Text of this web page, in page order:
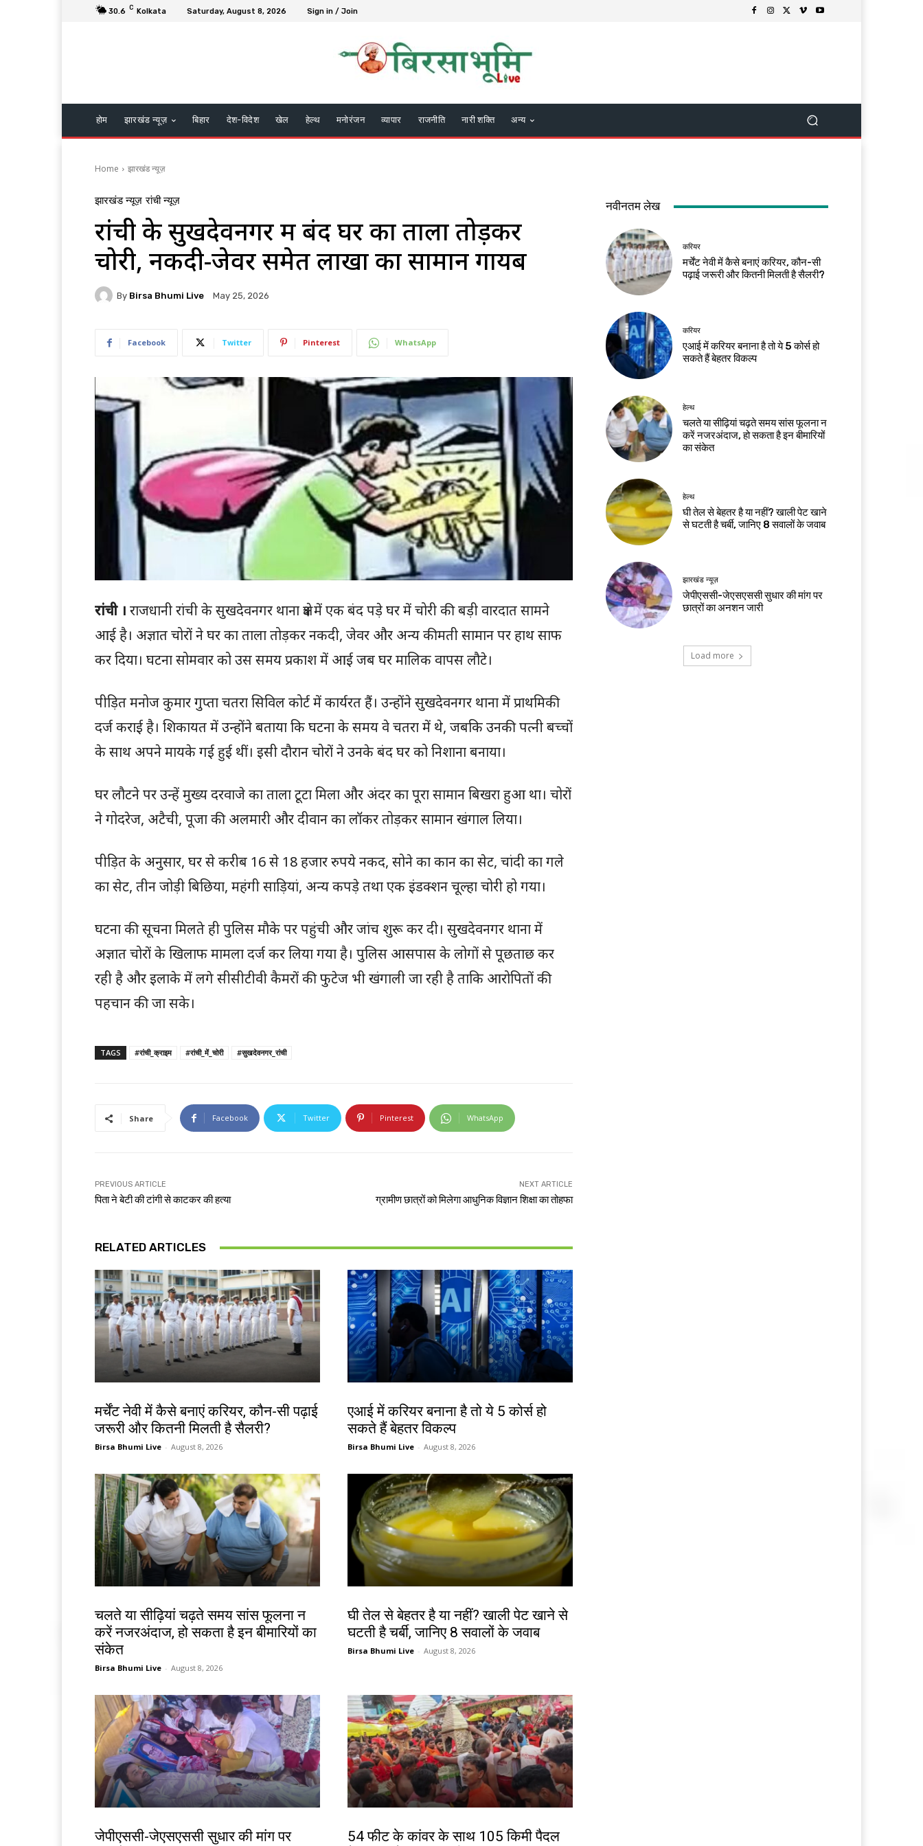
30.6 C Kolkata Saturday, August 8, 2026 Sign in / Join
होम झारखंड न्यूज़ बिहार देश-विदेश खेल हेल्थ मनोरंजन व्यापार राजनीति नारी शक्ति अन्य
Home झारखंड न्यूज़
झारखंड न्यूज़ रांची न्यूज़
रांची के सुखदेवनगर में बंद घर का ताला तोड़कर
चोरी, नकदी-जेवर समेत लाखों का सामान गायब
By Birsa Bhumi Live May 25, 2026
Facebook Twitter Pinterest WhatsApp
रांची । राजधानी रांची के सुखदेवनगर थाना क्षेत्र में एक बंद पड़े घर में चोरी की बड़ी वारदात सामने
आई है। अज्ञात चोरों ने घर का ताला तोड़कर नकदी, जेवर और अन्य कीमती सामान पर हाथ साफ
कर दिया। घटना सोमवार को उस समय प्रकाश में आई जब घर मालिक वापस लौटे।
पीड़ित मनोज कुमार गुप्ता चतरा सिविल कोर्ट में कार्यरत हैं। उन्होंने सुखदेवनगर थाना में प्राथमिकी
दर्ज कराई है। शिकायत में उन्होंने बताया कि घटना के समय वे चतरा में थे, जबकि उनकी पत्नी बच्चों
के साथ अपने मायके गई हुई थीं। इसी दौरान चोरों ने उनके बंद घर को निशाना बनाया।
घर लौटने पर उन्हें मुख्य दरवाजे का ताला टूटा मिला और अंदर का पूरा सामान बिखरा हुआ था। चोरों
ने गोदरेज, अटैची, पूजा की अलमारी और दीवान का लॉकर तोड़कर सामान खंगाल लिया।
पीड़ित के अनुसार, घर से करीब 16 से 18 हजार रुपये नकद, सोने का कान का सेट, चांदी का गले
का सेट, तीन जोड़ी बिछिया, महंगी साड़ियां, अन्य कपड़े तथा एक इंडक्शन चूल्हा चोरी हो गया।
घटना की सूचना मिलते ही पुलिस मौके पर पहुंची और जांच शुरू कर दी। सुखदेवनगर थाना में
अज्ञात चोरों के खिलाफ मामला दर्ज कर लिया गया है। पुलिस आसपास के लोगों से पूछताछ कर
रही है और इलाके में लगे सीसीटीवी कैमरों की फुटेज भी खंगाली जा रही है ताकि आरोपितों की
पहचान की जा सके।
TAGS #रांची_क्राइम #रांची_में_चोरी #सुखदेवनगर_रांची
Share Facebook Twitter Pinterest WhatsApp
PREVIOUS ARTICLE
पिता ने बेटी की टांगी से काटकर की हत्या
NEXT ARTICLE
ग्रामीण छात्रों को मिलेगा आधुनिक विज्ञान शिक्षा का तोहफा
RELATED ARTICLES
मर्चेंट नेवी में कैसे बनाएं करियर, कौन-सी पढ़ाई
जरूरी और कितनी मिलती है सैलरी?
Birsa Bhumi Live - August 8, 2026
एआई में करियर बनाना है तो ये 5 कोर्स हो
सकते हैं बेहतर विकल्प
Birsa Bhumi Live - August 8, 2026
चलते या सीढ़ियां चढ़ते समय सांस फूलना न
करें नजरअंदाज, हो सकता है इन बीमारियों का
संकेत
Birsa Bhumi Live - August 8, 2026
घी तेल से बेहतर है या नहीं? खाली पेट खाने से
घटती है चर्बी, जानिए 8 सवालों के जवाब
Birsa Bhumi Live - August 8, 2026
जेपीएससी-जेएसएससी सुधार की मांग पर
54 फीट के कांवर के साथ 105 किमी पैदल
नवीनतम लेख
करियर
मर्चेंट नेवी में कैसे बनाएं करियर, कौन-सी
पढ़ाई जरूरी और कितनी मिलती है सैलरी?
करियर
एआई में करियर बनाना है तो ये 5 कोर्स हो
सकते हैं बेहतर विकल्प
हेल्थ
चलते या सीढ़ियां चढ़ते समय सांस फूलना न
करें नजरअंदाज, हो सकता है इन बीमारियों
का संकेत
हेल्थ
घी तेल से बेहतर है या नहीं? खाली पेट खाने
से घटती है चर्बी, जानिए 8 सवालों के जवाब
झारखंड न्यूज़
जेपीएससी-जेएसएससी सुधार की मांग पर
छात्रों का अनशन जारी
Load more